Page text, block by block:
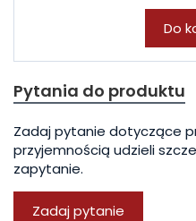
Do
Pytania do produktu
Zadaj pytanie dotyczące
przyjemnością udzieli
zapytanie.
Zadaj pytanie